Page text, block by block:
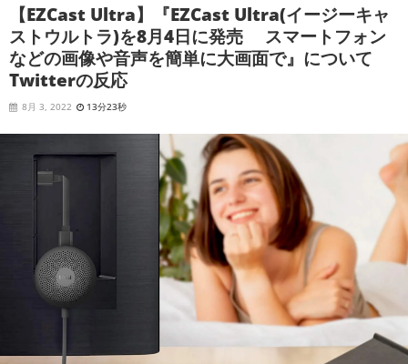
【EZCast Ultra】『EZCast Ultra(イージーキャ
ストウルトラ)を8月4日に発売 スマートフォン
などの画像や音声を簡単に大画面で』について
Twitterの反応
8月 3, 2022 13分23秒